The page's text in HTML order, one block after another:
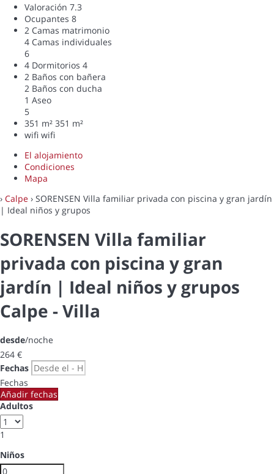
Valoración 7.3
Ocupantes 8
2 Camas matrimonio
4 Camas individuales
6
4 Dormitorios 4
2 Baños con bañera
2 Baños con ducha
1 Aseo
5
351 m² 351 m²
wifi wifi
El alojamiento
Condiciones
Mapa
› Calpe › SORENSEN Villa familiar privada con piscina y gran jardín
| Ideal niños y grupos
SORENSEN Villa familiar
privada con piscina y gran
jardín | Ideal niños y grupos
Calpe -Villa
desde/noche
264 €
Fechas
Fechas
Añadir fechas
Adultos
1
Niños